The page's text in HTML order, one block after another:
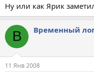
Ну или как Ярик
В Временный
11 Янв 2008